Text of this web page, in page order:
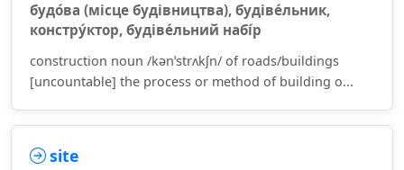
будо́ва (місце будівництва), будіве́льник,
констру́ктор, будіве́льний набі́р
construction noun /kənˈstrʌkʃn/ of roads/buildings
[uncountable] the process or method of building o...
site